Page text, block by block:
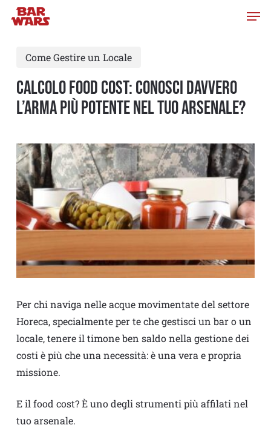
Skip
contentCome Gestire un Locale
Calcolo food cost: conosci davvero
l’arma piÙ potente nel tuo arsenale?
Per chi naviga nelle acque movimentate del settore
Horeca, specialmente per te che gestisci un bar o un
locale, tenere il timone ben saldo nella gestione dei
costi è più che una necessità: è una vera e propria
missione.
E il food cost? È uno degli strumenti più affilati nel
tuo arsenale.